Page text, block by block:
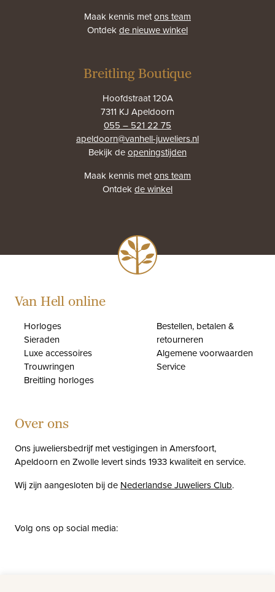
Maak kennis metons team
Ontdekde nieuwe winkel
Breitling Boutique
Hoofdstraat 120A
7311 KJ Apeldoorn
055 – 521 22 75
apeldoorn@vanhell-juweliers.nl
Bekijk deopeningstijden
Maak kennis metons team
Ontdekde winkel
Van Hell online
Horloges
Sieraden
Luxe accessoires
Trouwringen
Breitling horloges
Bestellen, betalen &
retourneren
Algemene voorwaarden
Service
Over ons
Ons juweliersbedrijf met vestigingen in Amersfoort,
Apeldoorn en Zwolle levert sinds 1933 kwaliteit en service.
Wij zijn aangesloten bij de Nederlandse Juweliers Club.
Volg ons op social media: